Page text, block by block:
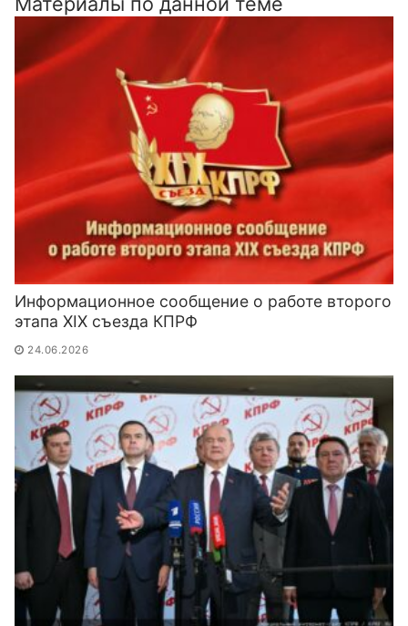
Информационное сообщение о работе второго
этапа XIX съезда КПРФ
24.06.2026